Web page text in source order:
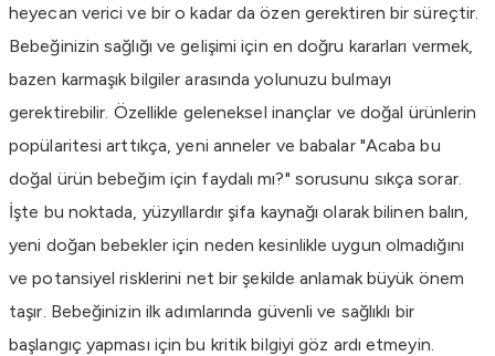
heyecan verici ve bir o kadar da özen gerektiren bir süreçtir.
Bebeğinizin sağlığı ve gelişimi için en doğru kararları vermek,
bazen karmaşık bilgiler arasında yolunuzu bulmayı
gerektirebilir. Özellikle geleneksel inançlar ve doğal ürünlerin
popülaritesi arttıkça, yeni anneler ve babalar "Acaba bu
doğal ürün bebeğim için faydalı mı?" sorusunu sıkça sorar.
İşte bu noktada, yüzyıllardır şifa kaynağı olarak bilinen balın,
yeni doğan bebekler için neden kesinlikle uygun olmadığını
ve potansiyel risklerini net bir şekilde anlamak büyük önem
taşır. Bebeğinizin ilk adımlarında güvenli ve sağlıklı bir
başlangıç yapması için bu kritik bilgiyi göz ardı etmeyin.